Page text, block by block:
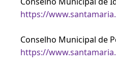
https://
Conselho Municipal de
https://